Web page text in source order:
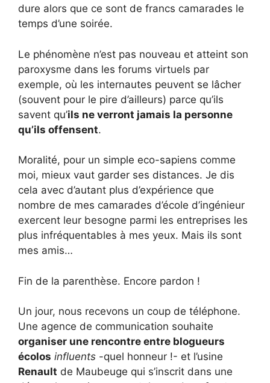
dure alors que ce sont de francs camarades le
temps d’une soirée.
Le phénomène n’est pas nouveau et atteint son
paroxysme dans les forums virtuels par
exemple, où les internautes peuvent se lâcher
(souvent pour le pire d’ailleurs) parce qu’ils
savent qu’ils ne verront jamais la personne
qu’ils offensent.
Moralité, pour un simple eco-sapiens comme
moi, mieux vaut garder ses distances. Je dis
cela avec d’autant plus d’expérience que
nombre de mes camarades d’école d’ingénieur
exercent leur besogne parmi les entreprises les
plus infréquentables à mes yeux. Mais ils sont
mes amis…
Fin de la parenthèse. Encore pardon !
Un jour, nous recevons un coup de téléphone.
Une agence de communication souhaite
organiser une rencontre entre blogueurs
écolos influents -quel honneur !- et l’usine
Renault de Maubeuge qui s’inscrit dans une